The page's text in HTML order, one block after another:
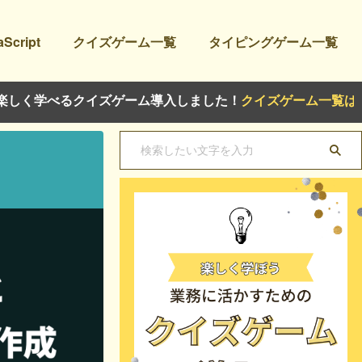
クイズゲーム一覧 タイピングゲーム一覧
イズゲーム導入しました！クイズゲーム一覧はこちらから